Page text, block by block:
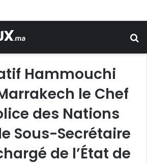
Hammouchi
le Chef
des Nations
Sous-Secrétaire
de l’État de